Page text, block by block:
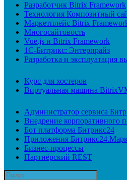
Разработчик Bitrix Framework
Технология Композитный
Маркетплейс Bitrix
Многосайтовость
Vue.js и Bitrix Framework
1С-Битрикс: Энтерпрайз
Разработка и эксплуатация
Курс для хостеров
Виртуальная машина
Администратор сервиса
Внедрение корпоративного
Бот платформа Битрикс24
Приложения
Бизнес-процессы
Партнёрский REST